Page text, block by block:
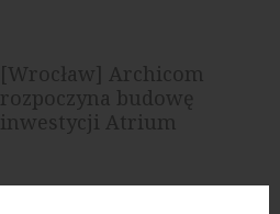
[Wrocław] Archicom
rozpoczyna budowę
inwestycji Atrium